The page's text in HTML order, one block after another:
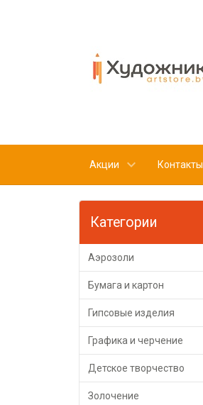
Акции Контакты
Категории
Аэрозоли
Бумага и картон
Гипсовые изделия
Графика и черчение
Детское творчество
Золочение